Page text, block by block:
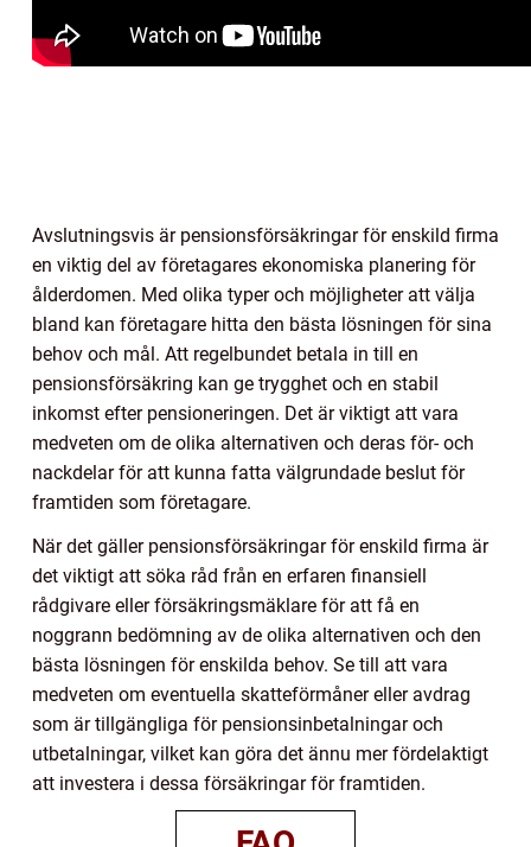
Avslutningsvis är pensionsförsäkringar för enskild firma
en viktig del av företagares ekonomiska planering för
ålderdomen. Med olika typer och möjligheter att välja
bland kan företagare hitta den bästa lösningen för sina
behov och mål. Att regelbundet betala in till en
pensionsförsäkring kan ge trygghet och en stabil
inkomst efter pensioneringen. Det är viktigt att vara
medveten om de olika alternativen och deras för- och
nackdelar för att kunna fatta välgrundade beslut för
framtiden som företagare.
När det gäller pensionsförsäkringar för enskild firma är
det viktigt att söka råd från en erfaren finansiell
rådgivare eller försäkringsmäklare för att få en
noggrann bedömning av de olika alternativen och den
bästa lösningen för enskilda behov. Se till att vara
medveten om eventuella skatteförmåner eller avdrag
som är tillgängliga för pensionsinbetalningar och
utbetalningar, vilket kan göra det ännu mer fördelaktigt
att investera i dessa försäkringar för framtiden.